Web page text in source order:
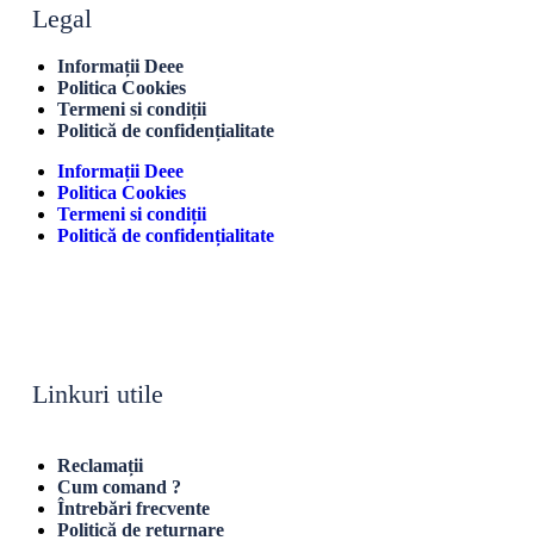
Legal
Informații Deee
Politica Cookies
Termeni si condiții
Politică de confidențialitate
Informații Deee
Politica Cookies
Termeni si condiții
Politică de confidențialitate
Linkuri utile
Reclamații
Cum comand ?
Întrebări frecvente
Politică de returnare